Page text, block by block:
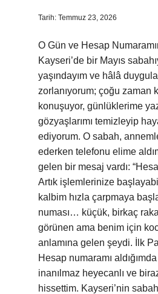
Tarih: Temmuz 23, 2026
O Gün ve Hesap
Kayseri’de bir Mayıs
yaşındayım ve hâlâ
zorlanıyorum; çoğu zaman
konuşuyor, günlüklerime
gözyaşlarımı temizleyip
ediyorum. O sabah,
ederken telefonu elime
gelen bir mesaj vardı:
Artık işlemlerinize
kalbim hızla çarpmaya
numası… küçük, birkaç
görünen ama benim için
anlamına gelen şeydi. İlk
Hesap numaramı
inanılmaz heyecanlı ve
hissettim. Kayseri’nin